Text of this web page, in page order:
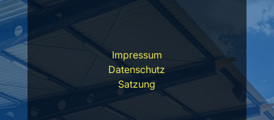
Impressum
Datenschutz
Satzung